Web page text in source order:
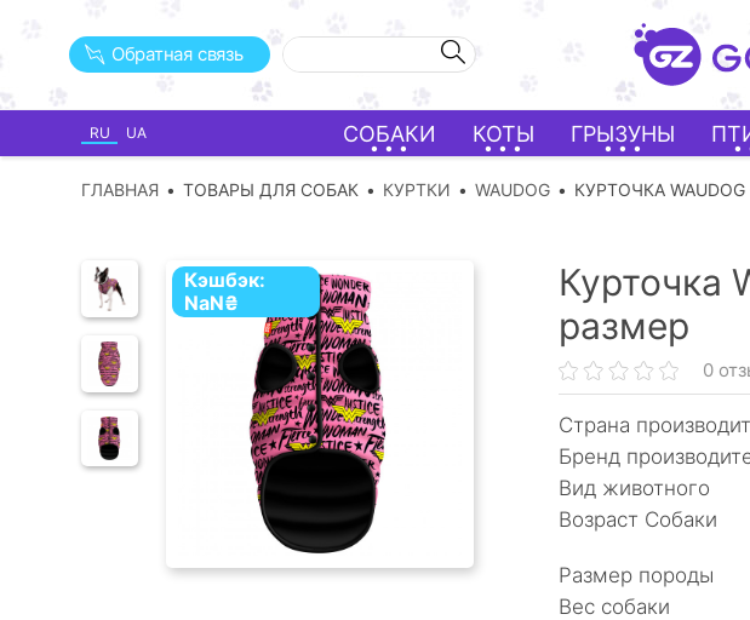
Обратная связь
RU UA СОБАКИ КОТЫ ГРЫЗУНЫ
ГЛАВНАЯ ТОВАРЫ ДЛЯ СОБАК КУРТКИ WAUDOG КУРТОЧКА
Кэшбэк:
NaN₴ Курточка
размер
0
Страна
Бренд
Вид животного
Возраст Собаки
Размер породы
Вес собаки